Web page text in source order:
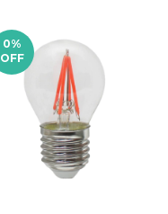
0%
OFF